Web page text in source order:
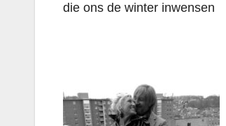
die ons de winter inwensen